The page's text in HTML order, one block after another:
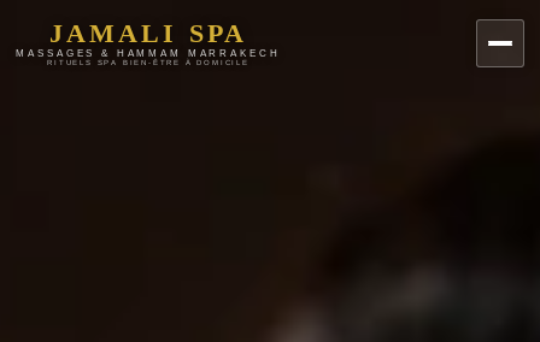
JAMALI SPA
MASSAGES & HAMMAM MARRAKECH
RITUELS SPA BIEN-ÊTRE À DOMICILE